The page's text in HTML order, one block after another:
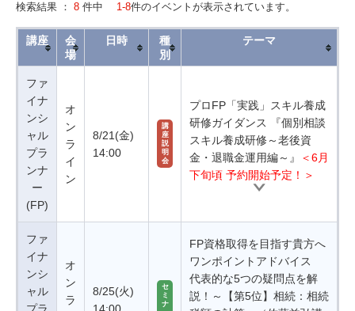
検索結果 ： 8 件中 1-8件のイベントが表示されています。
講座
会
場
日時
種
別
テーマ
ファ
イナ
ンシ
ャル
プラ
ンナ
ー
(FP)
オ
ン
ラ
イ
ン
8/21(金)
14:00
講
座
説
明
会
プロFP「実践」スキル養成
研修ガイダンス 『個別相談
スキル養成研修～老後資
金・退職金運用編～』
＜6月
下旬頃 予約開始予定！＞
ファ
イナ
ンシ
ャル
オ
ン
ラ
8/25(火)
セ
ミ
ナ
FP資格取得を目指す貴方へ
ワンポイントアドバイス
代表的な5つの疑問点を解
説！～【第5位】相続：相続